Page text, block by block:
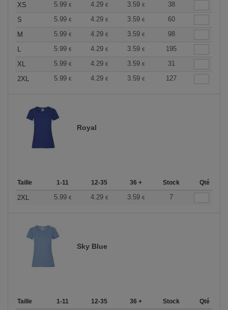
XS 5.99 € 4.29 € 3.59 €
38
S
5.99 € 4.29 € 3.59 €
60
M
5.99 € 4.29 € 3.59 €
98
L
5.99 € 4.29 € 3.59 €
195
XL
5.99 € 4.29 € 3.59 €
31
2XL
5.99 € 4.29 € 3.59 € 127
Royal
Taille 1-11 12-35 36 + Stock Qté
2XL 5.99 € 4.29 € 3.59 € 7
Sky Blue
Taille 1-11 12-35 36 + Stock Qté